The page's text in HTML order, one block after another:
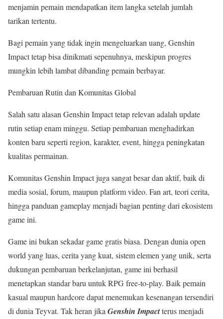
menjamin pemain mendapatkan item langka setelah jumlah
tarikan tertentu.
Bagi pemain yang tidak ingin mengeluarkan uang, Genshin
Impact tetap bisa dinikmati sepenuhnya, meskipun progres
mungkin lebih lambat dibanding pemain berbayar.
Pembaruan Rutin dan Komunitas Global
Salah satu alasan Genshin Impact tetap relevan adalah update
rutin setiap enam minggu. Setiap pembaruan menghadirkan
konten baru seperti region, karakter, event, hingga peningkatan
kualitas permainan.
Komunitas Genshin Impact juga sangat besar dan aktif, baik di
media sosial, forum, maupun platform video. Fan art, teori cerita,
hingga panduan gameplay menjadi bagian penting dari ekosistem
game ini.
Game ini bukan sekadar game gratis biasa. Dengan dunia open
world yang luas, cerita yang kuat, sistem elemen yang unik, serta
dukungan pembaruan berkelanjutan, game ini berhasil
menetapkan standar baru untuk RPG free-to-play. Baik pemain
kasual maupun hardcore dapat menemukan kesenangan tersendiri
di dunia Teyvat. Tak heran jika Genshin Impactterus menjadi